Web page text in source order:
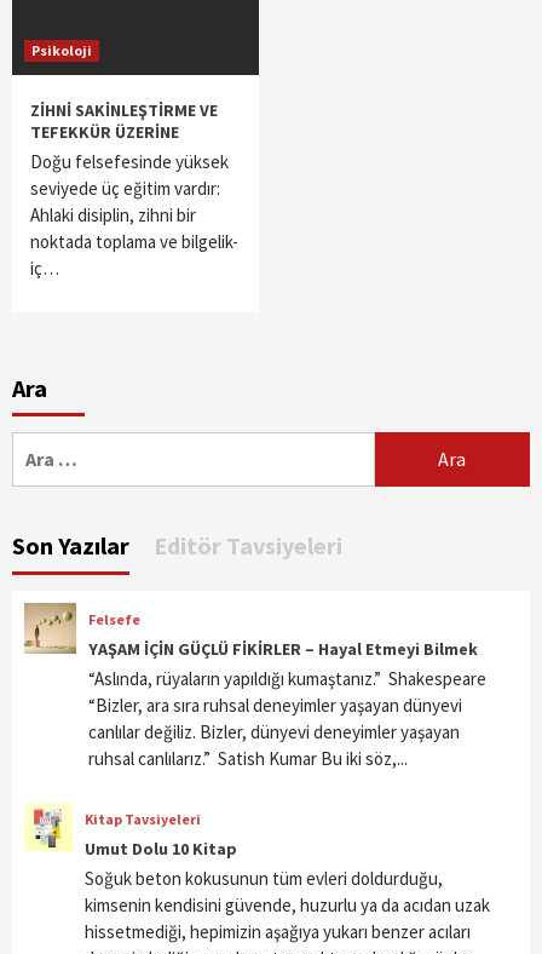
Psikoloji
ZİHNİ SAKİNLEŞTİRME VE
TEFEKKÜR ÜZERİNE
Doğu felsefesinde yüksek
seviyede üç eğitim vardır:
Ahlaki disiplin, zihni bir
noktada toplama ve bilgelik-
iç…
Ara
Son Yazılar Editör Tavsiyeleri
Felsefe
YAŞAM İÇİN GÜÇLÜ FİKİRLER – Hayal Etmeyi Bilmek
“Aslında, rüyaların yapıldığı kumaştanız.” Shakespeare
“Bizler, ara sıra ruhsal deneyimler yaşayan dünyevi
canlılar değiliz. Bizler, dünyevi deneyimler yaşayan
ruhsal canlılarız.” Satish Kumar Bu iki söz,...
Kitap Tavsiyeleri
Umut Dolu 10 Kitap
Soğuk beton kokusunun tüm evleri doldurduğu,
kimsenin kendisini güvende, huzurlu ya da acıdan uzak
hissetmediği, hepimizin aşağıya yukarı benzer acıları